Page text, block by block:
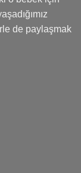
de paylaşmak